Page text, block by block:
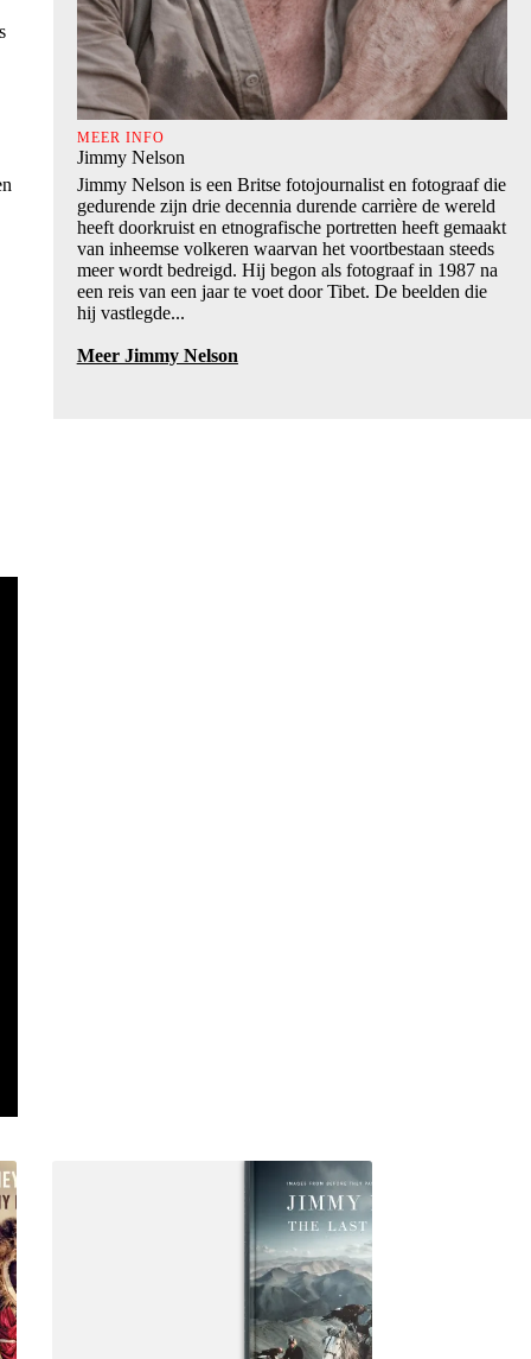
MEER INFO
Jimmy Nelson
Jimmy Nelson is een Britse fotojournalist en fotograaf die
gedurende zijn drie decennia durende carrière de wereld
heeft doorkruist en etnografische portretten heeft gemaakt
van inheemse volkeren waarvan het voortbestaan steeds
meer wordt bedreigd. Hij begon als fotograaf in 1987 na
een reis van een jaar te voet door Tibet. De beelden die
hij vastlegde...
Meer Jimmy Nelson